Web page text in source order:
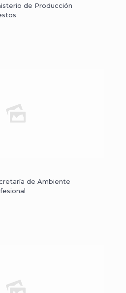
de Producción
de Ambiente